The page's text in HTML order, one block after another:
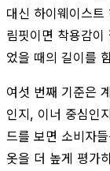
대신 하이웨이스
림핏이면 착용감
었을 때의 길이를
여섯 번째 기준은
인지, 이너 중심인
드를 보면 소비자
옷을 더 높게 평가